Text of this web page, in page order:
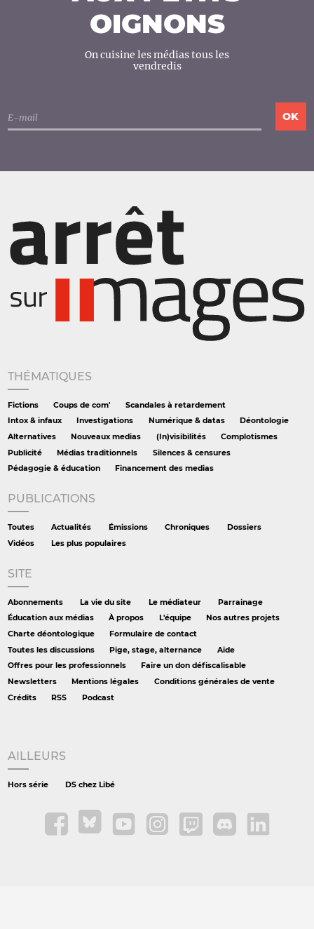
OIGNONS
On cuisine les médias tous les
vendredis
THÉMATIQUES
Fictions Coups de com'
Scandales à retardement
Intox & infaux
Investigations Numérique & datas
Déontologie
Alternatives
Nouveaux medias (In)visibilités
Complotismes
Publicité
Médias traditionnels
Silences & censures
Pédagogie & éducation
Financement des medias
PUBLICATIONS
Toutes Actualités Émissions Chroniques
Dossiers
Vidéos
Les plus populaires
SITE
Abonnements La vie du site Le médiateur
Parrainage
Éducation aux médias
À propos L'équipe
Nos autres projets
Charte déontologique
Formulaire de contact
Toutes les discussions
Pige, stage, alternance
Aide
Offres pour les professionnels
Faire un don défiscalisable
Newsletters
Mentions légales
Conditions générales de vente
Crédits
RSS Podcast
AILLEURS
Hors série DS chez Libé